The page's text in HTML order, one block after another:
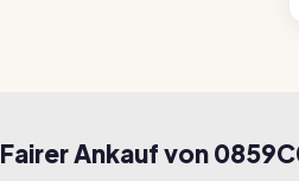
Fairer Ankauf von